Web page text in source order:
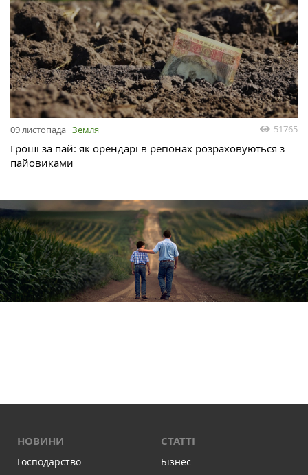
09 листопада Земля 51765
Гроші за пай: як орендарі в регіонах розраховуються з
пайовиками
НОВИНИ
Господарство
СТАТТІ
Бізнес